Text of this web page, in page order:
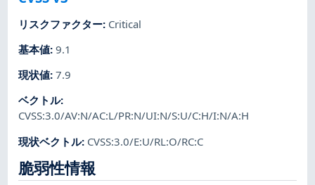
リスクファクター: Critical
基本値:9.1
現状値:7.9
ベクトル:
CVSS:3.0/AV:N/AC:L/PR:N/UI:N/S:U/C:H/I:N/A:H
現状ベクトル: CVSS:3.0/E:U/RL:O/RC:C
脆弱性情報